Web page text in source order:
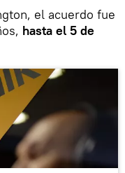
el acuerdo fue
hasta el 5 de